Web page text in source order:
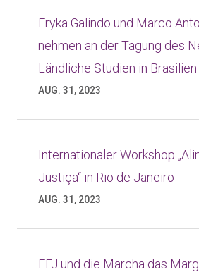
Eryka Galindo und Marco
nehmen an der Tagung des
Ländliche Studien in Brasilien
AUG. 31, 2023
Internationaler Workshop
Justiça“ in Rio de Janeiro
AUG. 31, 2023
FFJ und die Marcha das